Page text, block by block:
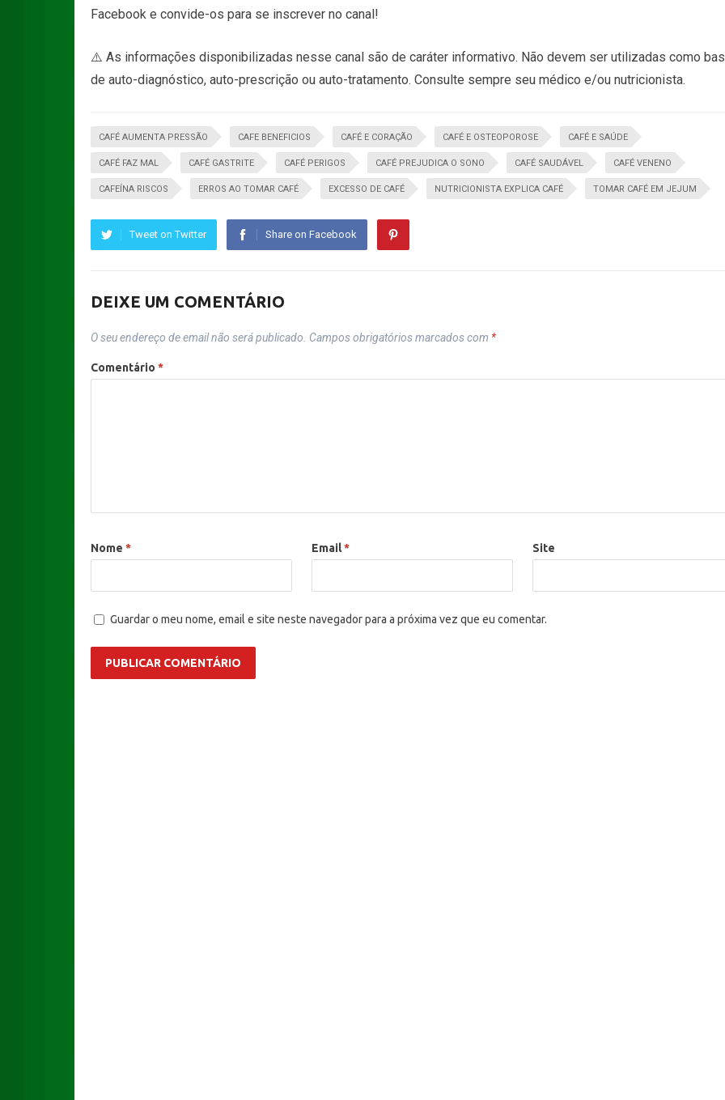
Facebook e convide-os para se inscrever no canal!
⚠️ As informações disponibilizadas nesse canal são de caráter informativo. Não devem ser utilizadas como
de auto-diagnóstico, auto-prescrição ou auto-tratamento. Consulte sempre seu médico e/ou nutricionista.
CAFÉ AUMENTA PRESSÃO CAFE BENEFICIOS CAFÉ E CORAÇÃO CAFÉ E OSTEOPOROSE CAFÉ E SAÚDE
CAFÉ FAZ MAL CAFÉ GASTRITE CAFÉ PERIGOS CAFÉ PREJUDICA O SONO CAFÉ SAUDÁVEL CAFÉ VENENO
CAFEÍNA RISCOS ERROS AO TOMAR CAFÉ EXCESSO DE CAFÉ NUTRICIONISTA EXPLICA CAFÉ TOMAR CAFÉ EM JEJUM
Tweet on Twitter Share on Facebook
DEIXE UM COMENTÁRIO
O seu endereço de email não será publicado. Campos obrigatórios marcados com *
Comentário *
Nome * Email* Site
Guardar o meu nome, email e site neste navegador para a próxima vez que eu comentar.